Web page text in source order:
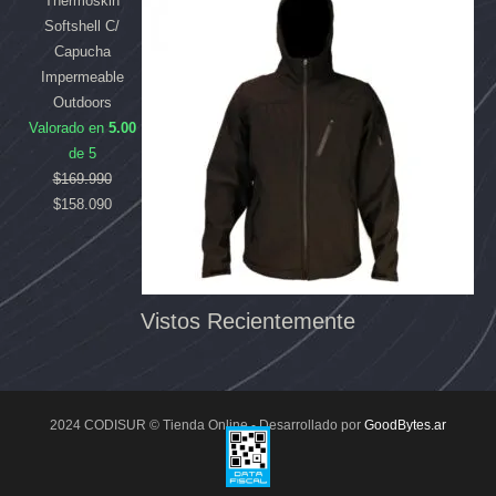
Softshell C/
Capucha
Impermeable
Outdoors
Valorado en 5.00
de 5
$169.990
$158.090
Vistos Recientemente
2024 CODISUR © Tienda Online - Desarrollado por GoodBytes.ar